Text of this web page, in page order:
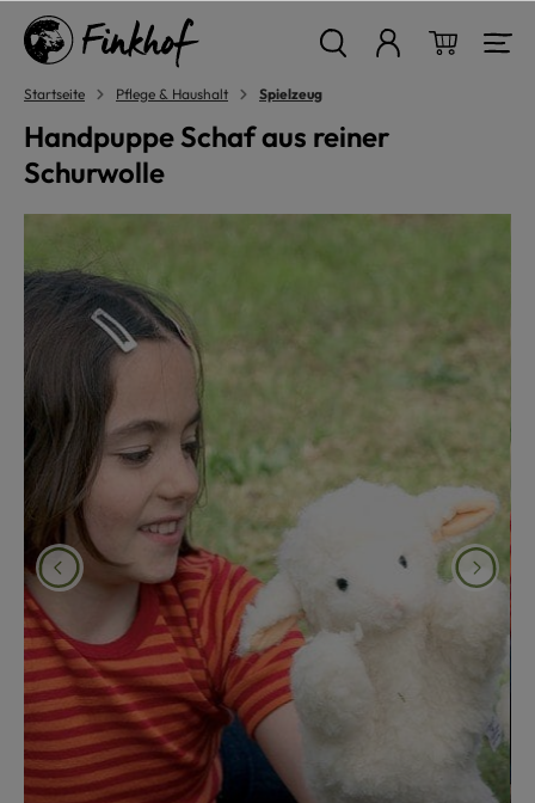
springen
Startseite Pflege & Haushalt Spielzeug
Handpuppe Schaf aus reiner
Schurwolle